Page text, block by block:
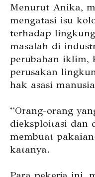
Menurut Anika,
mengatasi isu
terhadap
masalah di
perubahan iklim,
perusakan
hak asasi
“Orang-orang
dieksploitasi dan
membuat
katanya.